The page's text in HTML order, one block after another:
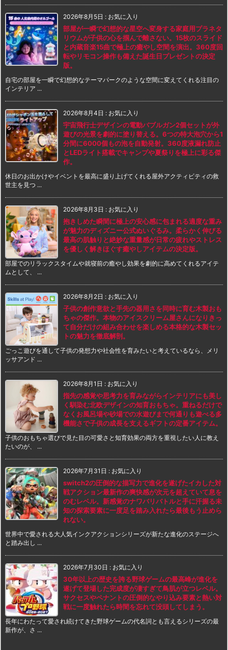
2026年8月5日 : お気に入り
部屋が一瞬で幻想的な星空へ変身する家庭用プラネタ
リウムが子供の心を掴んで離さない。15枚のスライド
と内蔵音楽15曲で極上の癒やし空間を演出。360度回
転やリモコン操作も備えた誕生日プレゼントの決定
版。
自宅の部屋を一瞬で幻想的なテーマパークのような空間に変えてくれる注目の
インテリア ...
2026年8月4日 : お気に入り
宇宙飛行士デザインの電動バブルガン2個セットが外
遊びの光景を劇的に塗り替える。6つの特大泡穴から1
分間に6000個もの泡を自動発射。360度液漏れ防止
とLEDライト搭載でキャンプや夏祭りを極上に彩る傑
作。
休日のお出かけやイベントを最高に盛り上げてくれる屋外アクティビティの救
世主を見つ ...
2026年8月3日 : お気に入り
抱きしめた瞬間に極上の安心感に包まれる適度な重み
が魅力のディズニー公式ぬいぐるみ。柔らかく伸びる
最高の肌触りと絶妙な重量感が日常の疲れやストレス
を優しく解きほぐす癒やしアイテムの決定版。
部屋でのリラックスタイムや就寝前の癒やし効果を劇的に高めてくれるアイテ
ムとして、 ...
2026年8月2日 : お気に入り
子供の創作意欲と手先の器用さを同時に育む木製おも
ちゃの傑作。本物のアイスクリーム屋さんになりきっ
て自分だけの組み合わせを楽しめる本格的な木製セッ
トの魅力を徹底解剖。
ごっこ遊びを通して子供の発想力や社会性を育みたいと考えているなら、メリ
ッサアンド ...
2026年8月1日 : お気に入り
指先の感覚や思考力を育みながらインテリアにも美し
く馴染む北欧デザインの知育おもちゃ。重ねるだけで
なくお風呂場や砂場での水遊びまで何通りも遊べる多
機能さで子供の成長を支えるギフトの定番アイテム。
子供のおもちゃ選びで見た目の可愛さと知育効果の両方を重視したい人に教え
たいのが、 ...
2026年7月31日 : お気に入り
switch2の圧倒的な描写力で進化を遂げたイカした対
戦アクション最新作の爽快感が次元を超えていて息を
のむレベル。新感覚のナワバリバトルと手に汗握る未
知の探索要素に一度足を踏み入れたら最後もう止めら
れない。
世界中で愛される大人気インクアクションシリーズが新たな進化のステージへ
と踏み出し ...
2026年7月30日 : お気に入り
30年以上の歴史を誇る野球ゲームの最高峰が進化を
遂げて登場した完成度が凄すぎて鳥肌が立つレベル。
サクセスやペナントの圧倒的なやり込み要素と熱い対
戦に一度触れたら時間を忘れて没頭してしまう。
長年にわたって愛され続けてきた野球ゲームの代名詞とも言えるシリーズの最
新作が、さ ...